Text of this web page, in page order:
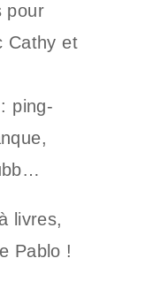
pour
Cathy et
ping-
livres,
Pablo !